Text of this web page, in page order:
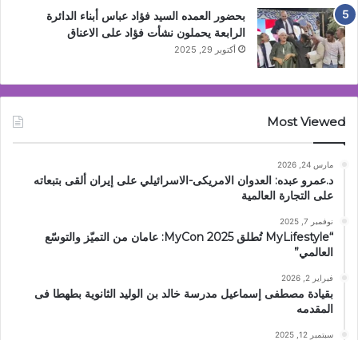
بحضور العمده السيد فؤاد عباس أبناء الدائرة
الرابعة يحملون نشأت فؤاد على الاعناق
أكتوبر 29, 2025
Most Viewed
مارس 24, 2026
د.عمرو عبده: العدوان الامريكى-الاسرائيلي على إيران ألقى بتبعاته
على التجارة العالمية
نوفمبر 7, 2025
“MyLifestyle تُطلق MyCon 2025: عامان من التميّز والتوسّع
العالمي”
فبراير 2, 2026
بقيادة مصطفى إسماعيل مدرسة خالد بن الوليد الثانوية بطهطا فى
المقدمه
سبتمبر 12, 2025